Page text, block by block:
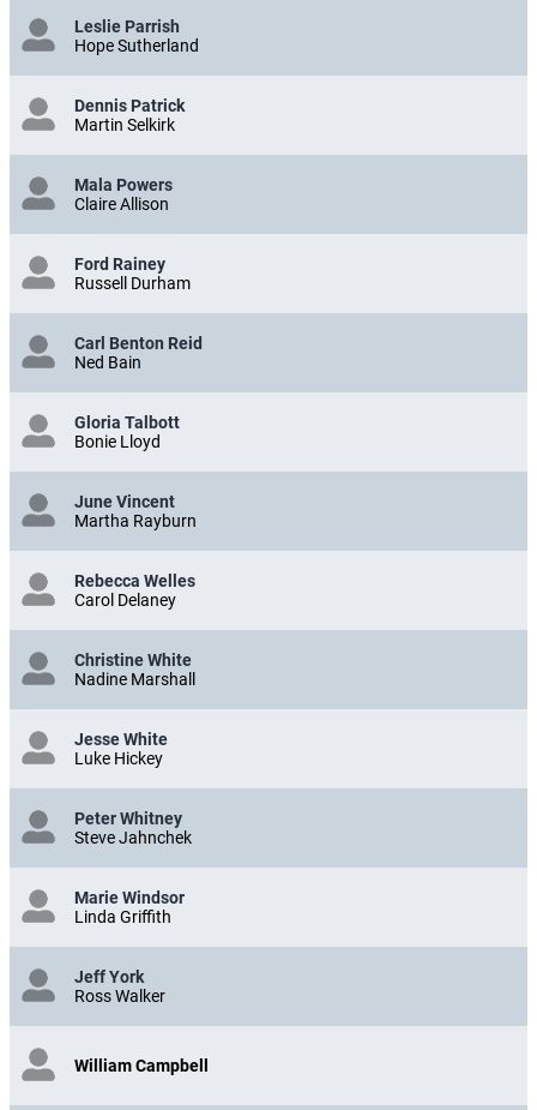
Leslie Parrish
Hope Sutherland
Dennis Patrick
Martin Selkirk
Mala Powers
Claire Allison
Ford Rainey
Russell Durham
Carl Benton Reid
Ned Bain
Gloria Talbott
Bonie Lloyd
June Vincent
Martha Rayburn
Rebecca Welles
Carol Delaney
Christine White
Nadine Marshall
Jesse White
Luke Hickey
Peter Whitney
Steve Jahnchek
Marie Windsor
Linda Griffith
Jeff York
Ross Walker
William Campbell